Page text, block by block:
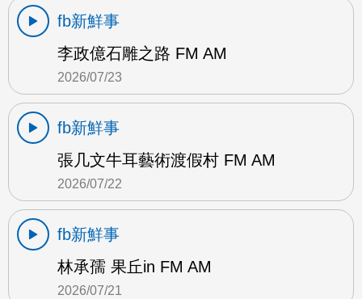
fb新鮮事
李政億石雕之路 FM AM
2026/07/23
fb新鮮事
張几文牛耳藝術渡假村 FM AM
2026/07/22
fb新鮮事
林承孺 果丘in FM AM
2026/07/21